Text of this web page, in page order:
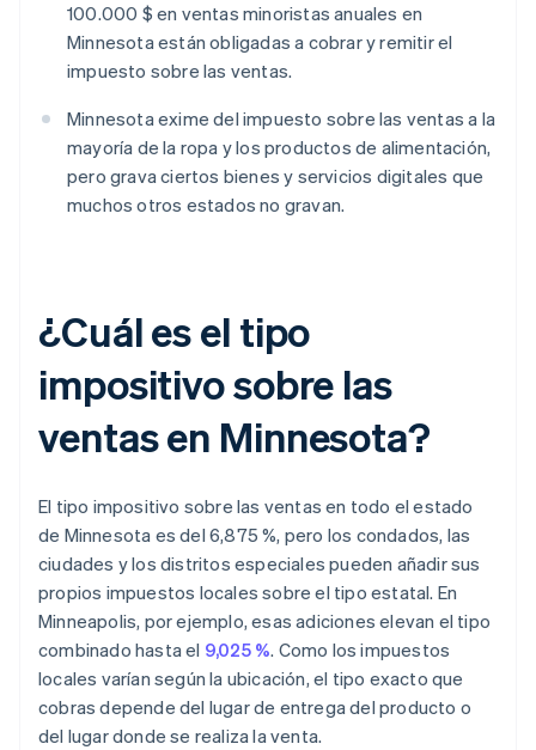
100.000 $ en ventas minoristas anuales en
Minnesota están obligadas a cobrar y remitir el
impuesto sobre las ventas.
Minnesota exime del impuesto sobre las ventas a la
mayoría de la ropa y los productos de alimentación,
pero grava ciertos bienes y servicios digitales que
muchos otros estados no gravan.
¿Cuál es el tipo
impositivo sobre las
ventas en Minnesota?
El tipo impositivo sobre las ventas en todo el estado
de Minnesota es del 6,875 %, pero los condados, las
ciudades y los distritos especiales pueden añadir sus
propios impuestos locales sobre el tipo estatal. En
Minneapolis, por ejemplo, esas adiciones elevan el tipo
combinado hasta el 9,025 %. Como los impuestos
locales varían según la ubicación, el tipo exacto que
cobras depende del lugar de entrega del producto o
del lugar donde se realiza la venta.